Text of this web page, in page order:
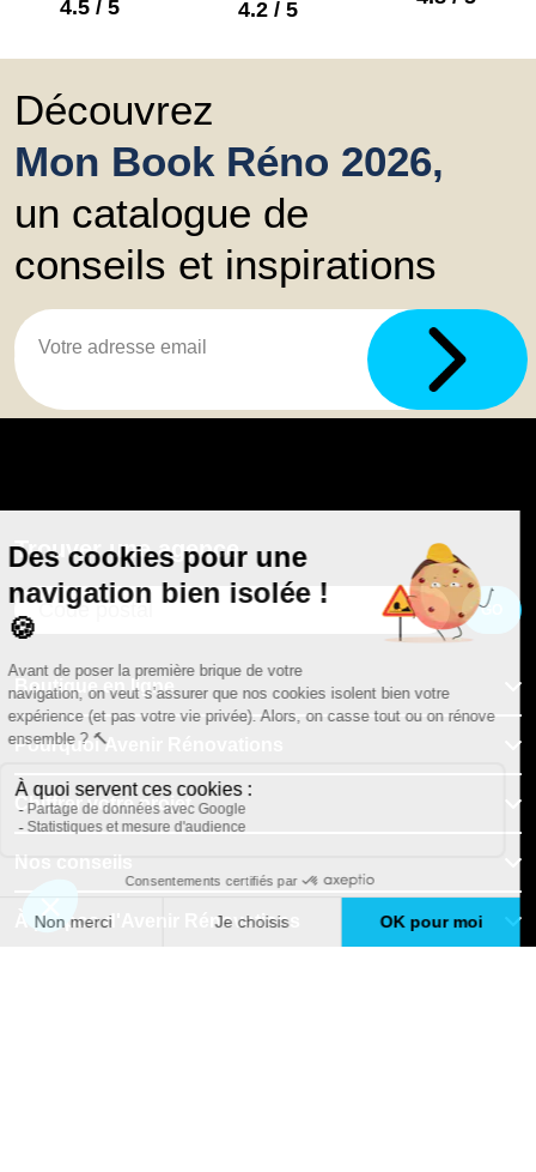
4.5 / 5 4.2 / 5
Découvrez
Mon Book Réno 2026,
un catalogue de
conseils et inspirations
Trouver une agence
GO
Boutique en ligne
Pourquoi Avenir Rénovations
Chiffrer votre projet
Nos conseils
À propos d'Avenir Rénovations